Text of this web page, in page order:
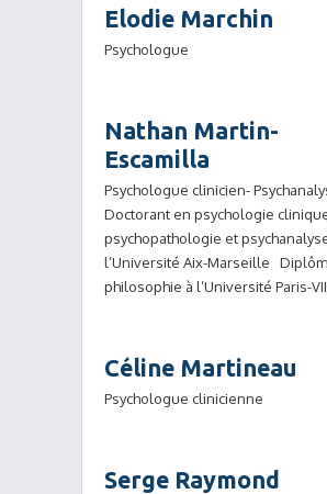
Elodie Marchin
Psychologue
Nathan Martin-
Escamilla
Psychologue clinicien-
Doctorant en psychologie
psychopathologie et
l’Université Aix-Marseille
philosophie à l’Université Paris-
Céline Martineau
Psychologue clinicienne
Serge Raymond